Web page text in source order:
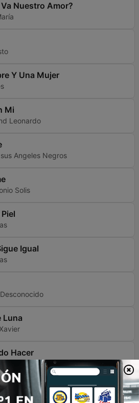
Nuestro Amor?
Y Una Mujer
Mi
Leonardo
Angeles Negros
Solis
Igual
Luna
Hacer